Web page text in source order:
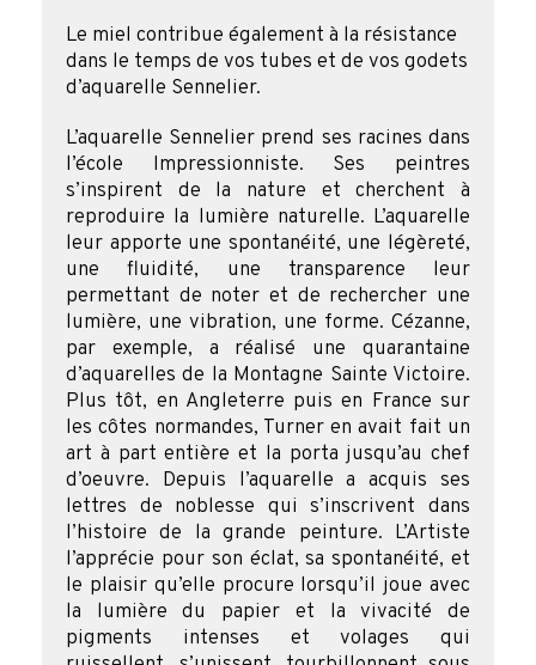
Le miel contribue également à la résistance
dans le temps de vos tubes et de vos godets
d’aquarelle Sennelier.
L’aquarelle Sennelier prend ses racines dans
l’école Impressionniste. Ses peintres
s’inspirent de la nature et cherchent à
reproduire la lumière naturelle. L’aquarelle
leur apporte une spontanéité, une légèreté,
une fluidité, une transparence leur
permettant de noter et de rechercher une
lumière, une vibration, une forme. Cézanne,
par exemple, a réalisé une quarantaine
d’aquarelles de la Montagne Sainte Victoire.
Plus tôt, en Angleterre puis en France sur
les côtes normandes, Turner en avait fait un
art à part entière et la porta jusqu’au chef
d’oeuvre. Depuis l’aquarelle a acquis ses
lettres de noblesse qui s’inscrivent dans
l’histoire de la grande peinture. L’Artiste
l’apprécie pour son éclat, sa spontanéité, et
le plaisir qu’elle procure lorsqu’il joue avec
la lumière du papier et la vivacité de
pigments intenses et volages qui